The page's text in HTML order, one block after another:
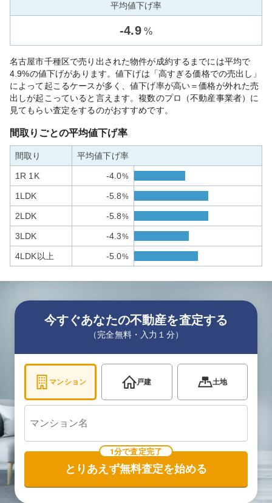
平均値下げ率
-4.9 %
名古屋市千種区で売り出された物件が成約するまでには平均で
4.9%の値下げがあります。値下げは「高すぎる価格での売出し」
によって起こるケースが多く、値下げ率が高い＝価格が外れた売
出しが起こっていると言えます。複数のプロ（不動産事業者）に
見てもらい査定をするのがおすすめです。
間取りごとの平均値下げ率
間取り 平均値下げ率
1R 1K -4.0%
1LDK -5.8%
2LDK -5.8%
3LDK -4.3%
4LDK以上 -5.0%
今すぐあなたの不動産を査定する
（完全無料・入力１分）
マンション 戸建 土地
1分で査定完了
とりあえず無料査定を始める